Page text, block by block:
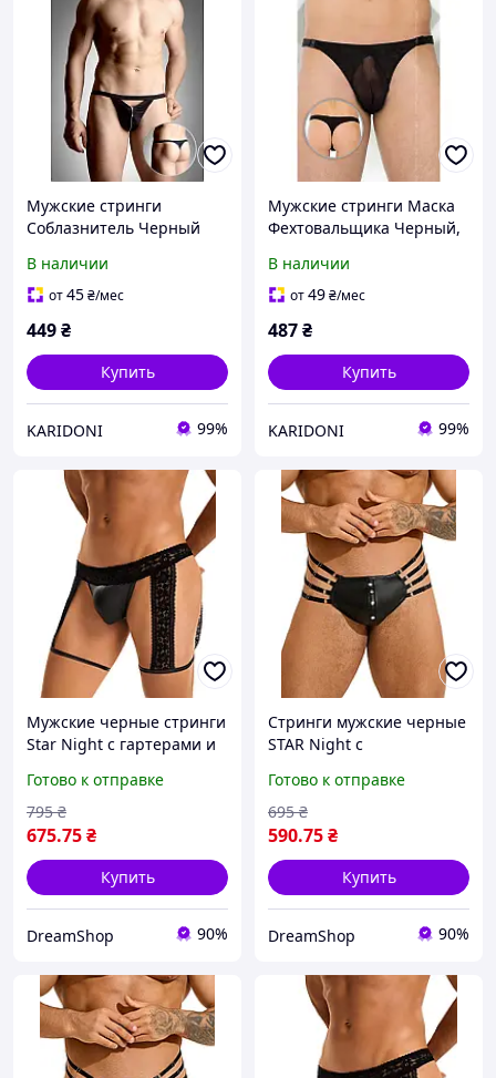
Мужские стринги
Соблазнитель Черный
В наличии
от45₴/мес
449₴
Купить
KARIDONI 99%
Мужские стринги Маска
Фехтовальщика Черный,
В наличии
от49₴/мес
487₴
Купить
KARIDONI 99%
Мужские черные стринги
Star Night с гартерами и
Готово к отправке
675.75₴
795 ₴
Купить
DreamShop 90%
Стринги мужские черные
STAR Night с
резинками по бокам, L
Готово к отправке
590.75₴
695 ₴
Купить
DreamShop 90%